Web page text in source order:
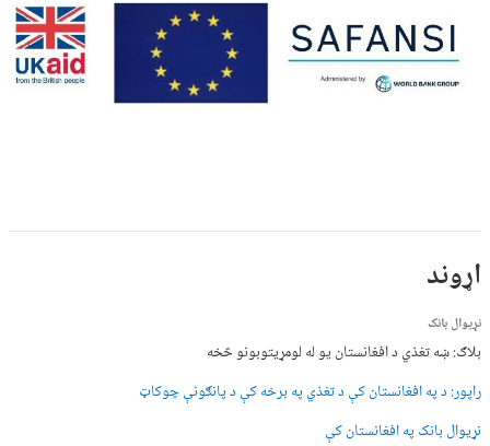
اړوند
نړیوال بانک
بلاګ: ښه تغذي د افغانستان یو له لومړیتوبونو څخه
راپور: د په افغانستان کې د تغذي په برخه کې د پانګونې چوکاټ
نړیوال بانک په افغانستان کې